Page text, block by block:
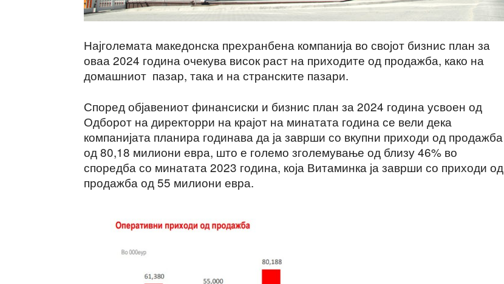
Најголемата македонска прехранбена компанија во својот бизнис план за
оваа 2024 година очекува висок раст на приходите од продажба, како на
домашниот пазар, така и на странските пазари.
Според објавениот финансиски и бизнис план за 2024 година усвоен од
Одборот на директорри на крајот на минатата година се вели дека
компанијата планира годинава да ја заврши со вкупни приходи од продажба
од 80,18 милиони евра, што е големо зголемување од близу 46% во
споредба со минатата 2023 година, која Витаминка ја заврши со приходи од
продажба од 55 милиони евра.